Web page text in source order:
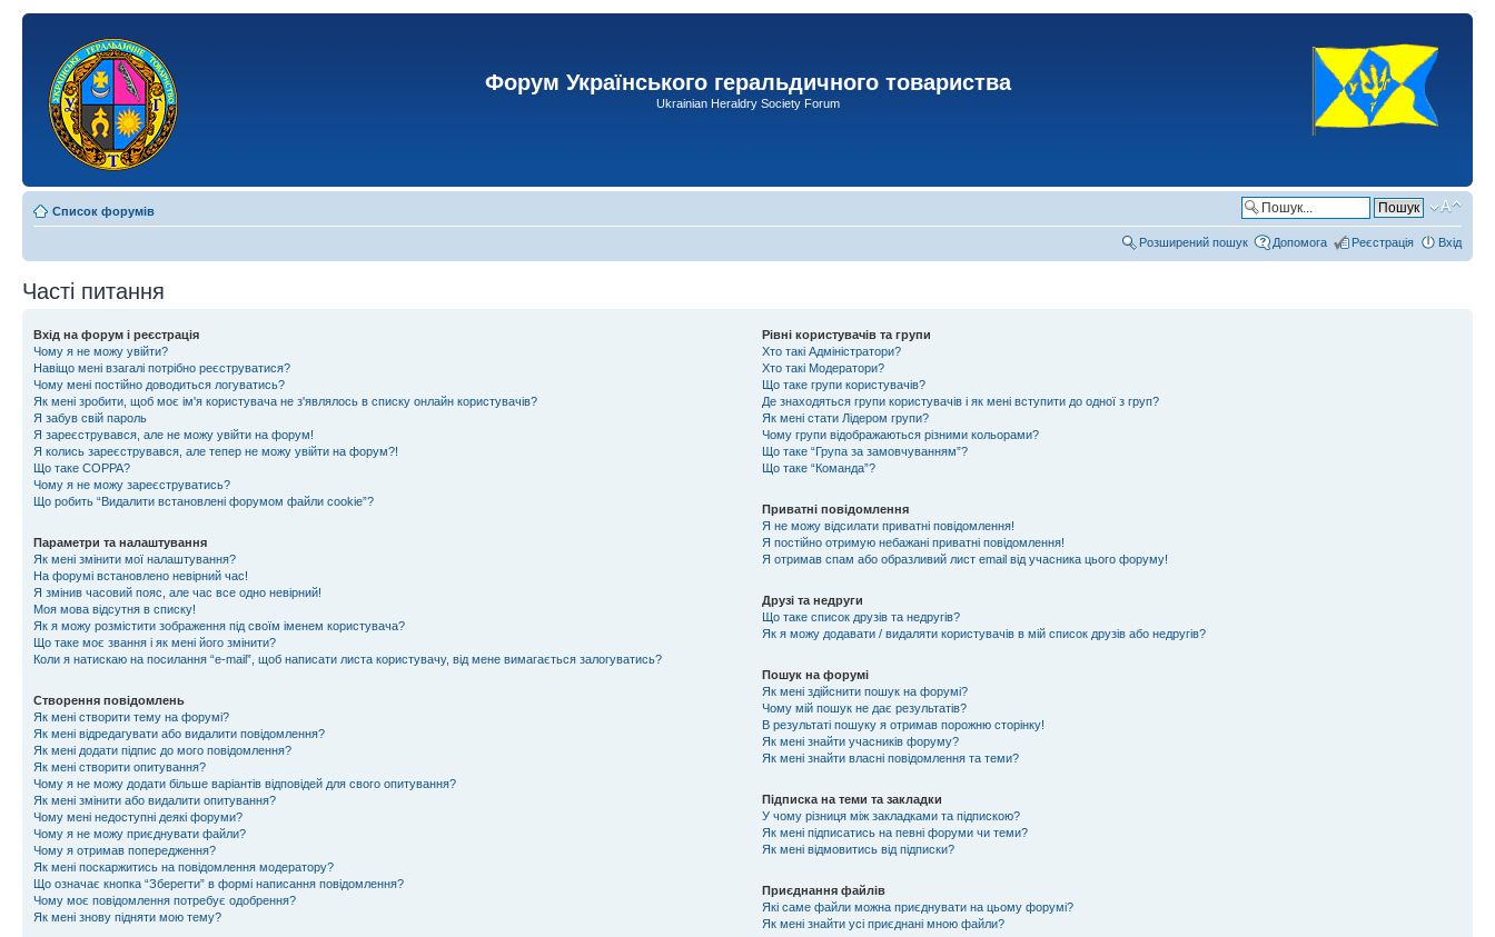
Форум Українського геральдичного товариства
Ukrainian Heraldry Society Forum
Список форумів
Розширений пошук Допомога Реєстрація Вхід
Часті питання
Вхід на форум і реєстрація
Чому я не можу увійти?
Навіщо мені взагалі потрібно реєструватися?
Чому мені постійно доводиться логуватись?
Як мені зробити, щоб моє ім'я користувача не з'являлось в списку онлайн користувачів?
Я забув свій пароль
Я зареєструвався, але не можу увійти на форум!
Я колись зареєструвався, але тепер не можу увійти на форум?!
Що таке COPPA?
Чому я не можу зареєструватись?
Що робить “Видалити встановлені форумом файли cookie”?
Параметри та налаштування
Як мені змінити мої налаштування?
На форумі встановлено невірний час!
Я змінив часовий пояс, але час все одно невірний!
Моя мова відсутня в списку!
Як я можу розмістити зображення під своїм іменем користувача?
Що таке моє звання і як мені його змінити?
Коли я натискаю на посилання “e-mail”, щоб написати листа користувачу, від мене вимагається залогуватись?
Створення повідомлень
Як мені створити тему на форумі?
Як мені відредагувати або видалити повідомлення?
Як мені додати підпис до мого повідомлення?
Як мені створити опитування?
Чому я не можу додати більше варіантів відповідей для свого опитування?
Як мені змінити або видалити опитування?
Чому мені недоступні деякі форуми?
Чому я не можу приєднувати файли?
Чому я отримав попередження?
Як мені поскаржитись на повідомлення модератору?
Що означає кнопка “Зберегти” в формі написання повідомлення?
Чому моє повідомлення потребує одобрення?
Як мені знову підняти мою тему?
Рівні користувачів та групи
Хто такі Адміністратори?
Хто такі Модератори?
Що таке групи користувачів?
Де знаходяться групи користувачів і як мені вступити до одної з груп?
Як мені стати Лідером групи?
Чому групи відображаються різними кольорами?
Що таке “Група за замовчуванням”?
Що таке “Команда”?
Приватні повідомлення
Я не можу відсилати приватні повідомлення!
Я постійно отримую небажані приватні повідомлення!
Я отримав спам або образливий лист email від учасника цього форуму!
Друзі та недруги
Що таке список друзів та недругів?
Як я можу додавати / видаляти користувачів в мій список друзів або недругів?
Пошук на форумі
Як мені здійснити пошук на форумі?
Чому мій пошук не дає результатів?
В результаті пошуку я отримав порожню сторінку!
Як мені знайти учасників форуму?
Як мені знайти власні повідомлення та теми?
Підписка на теми та закладки
У чому різниця між закладками та підпискою?
Як мені підписатись на певні форуми чи теми?
Як мені відмовитись від підписки?
Приєднання файлів
Які саме файли можна приєднувати на цьому форумі?
Як мені знайти усі приєднані мною файли?